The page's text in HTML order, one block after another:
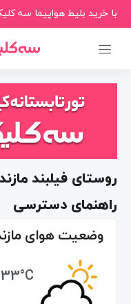
با خرید بلیط هواپیما سه
روستای فیلبند
راهنمای دسترسی
وضعیت هوای
33°C